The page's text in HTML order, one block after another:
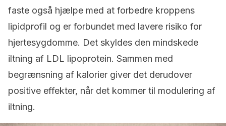
faste også hjælpe med at forbedre kroppens
lipidprofil og er forbundet med lavere risiko for
hjertesygdomme. Det skyldes den mindskede
iltning af LDL lipoprotein. Sammen med
begrænsning af kalorier giver det derudover
positive effekter, når det kommer til modulering af
iltning.